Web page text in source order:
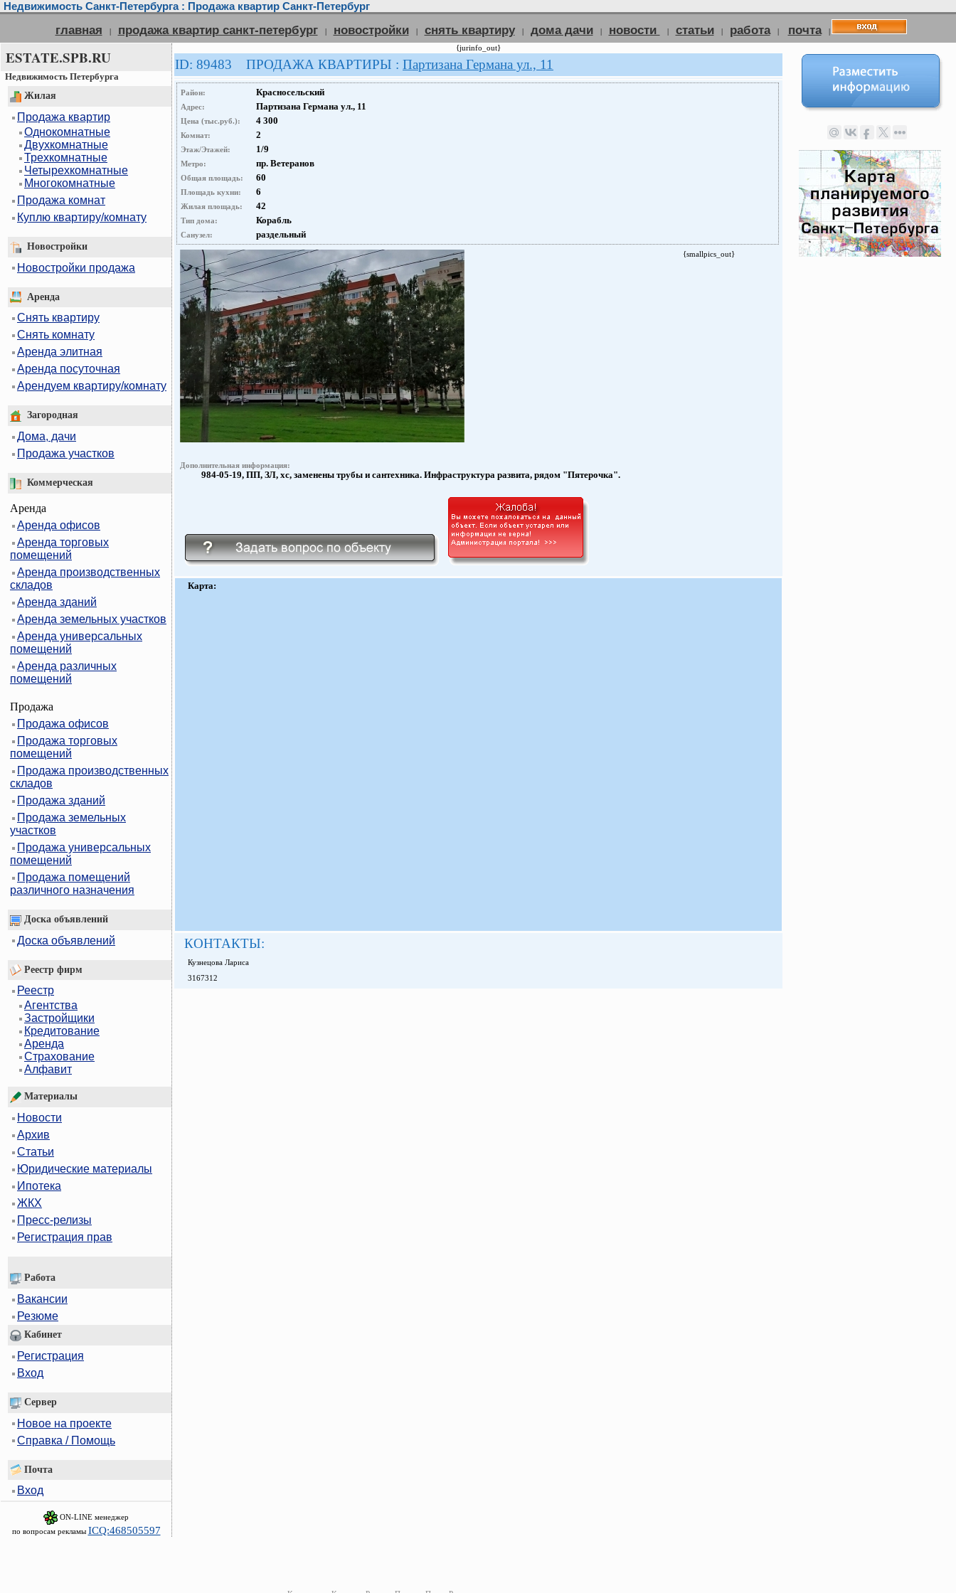
Недвижимость Санкт-Петербурга : Продажа квартир Санкт-Петербург
главная | продажа квартир санкт-петербург | новостройки | снять квартиру | дома дачи | новости | статьи | работа | почта |
ESTATE.SPB.RU
Недвижимость Петербурга
Жилая
Продажа квартир
Однокомнатные
Двухкомнатные
Трехкомнатные
Четырехкомнатные
Многокомнатные
Продажа комнат
Куплю квартиру/комнату
Новостройки
Новостройки продажа
Аренда
Снять квартиру
Снять комнату
Аренда элитная
Аренда посуточная
Арендуем квартиру/комнату
Загородная
Дома, дачи
Продажа участков
Коммерческая
Аренда
Аренда офисов
Аренда торговых
помещений
Аренда производственных
складов
Аренда зданий
Аренда земельных участков
Аренда универсальных
помещений
Аренда различных
помещений
Продажа
Продажа офисов
Продажа торговых
помещений
Продажа производственных
складов
Продажа зданий
Продажа земельных
участков
Продажа универсальных
помещений
Продажа помещений
различного назначения
Доска объявлений
Доска объявлений
Реестр фирм
Реестр
Агентства
Застройщики
Кредитование
Аренда
Страхование
Алфавит
Материалы
Новости
Архив
Статьи
Юридические материалы
Ипотека
ЖКХ
Пресс-релизы
Регистрация прав
Работа
Вакансии
Резюме
Кабинет
Регистрация
Вход
Сервер
Новое на проекте
Справка / Помощь
Почта
Вход
ON-LINE менеджер
по вопросам рекламы ICQ:468505597
{jurinfo_out}
ID: 89483 ПРОДАЖА КВАРТИРЫ : Партизана Германа ул., 11
Район: Красносельский
Адрес: Партизана Германа ул., 11
Цена (тыс.руб.): 4 300
Комнат: 2
Этаж/Этажей: 1/9
Метро: пр. Ветеранов
Общая площадь: 60
Площадь кухни: 6
Жилая площадь: 42
Тип дома: Корабль
Санузел: раздельный
{smallpics_out}
Дополнительная информация:
984-05-19, ПП, ЗЛ, хс, заменены трубы и сантехника. Инфраструктура развита, рядом "Пятерочка".
Карта:
КОНТАКТЫ:
Кузнецова Лариса
3167312